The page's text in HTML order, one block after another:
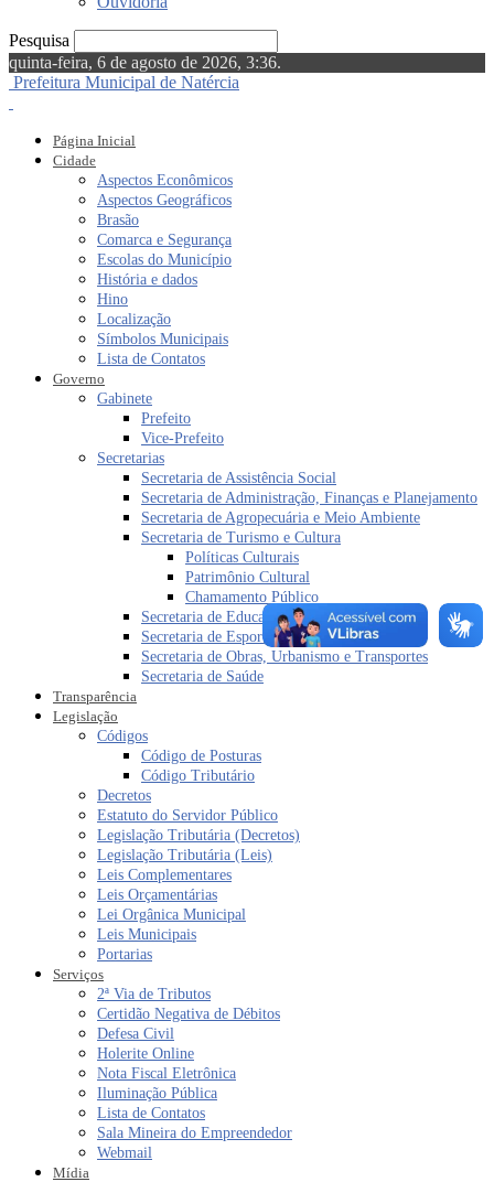
Pesquisa
quinta-feira, 6 de agosto de 2026, 3:36.
Prefeitura Municipal de Natércia
Página Inicial
Cidade
Aspectos Econômicos
Aspectos Geográficos
Brasão
Comarca e Segurança
Escolas do Município
História e dados
Hino
Localização
Símbolos Municipais
Lista de Contatos
Governo
Gabinete
Prefeito
Vice-Prefeito
Secretarias
Secretaria de Assistência Social
Secretaria de Administração, Finanças e Planejamento
Secretaria de Agropecuária e Meio Ambiente
Secretaria de Turismo e Cultura
Políticas Culturais
Patrimônio Cultural
Chamamento Público
Secretaria de Educação
Secretaria de Esporte e Lazer
Secretaria de Obras, Urbanismo e Transportes
Secretaria de Saúde
Transparência
Legislação
Códigos
Código de Posturas
Código Tributário
Decretos
Estatuto do Servidor Público
Legislação Tributária (Decretos)
Legislação Tributária (Leis)
Leis Complementares
Leis Orçamentárias
Lei Orgânica Municipal
Leis Municipais
Portarias
Serviços
2ª Via de Tributos
Certidão Negativa de Débitos
Defesa Civil
Holerite Online
Nota Fiscal Eletrônica
Iluminação Pública
Lista de Contatos
Sala Mineira do Empreendedor
Webmail
Mídia